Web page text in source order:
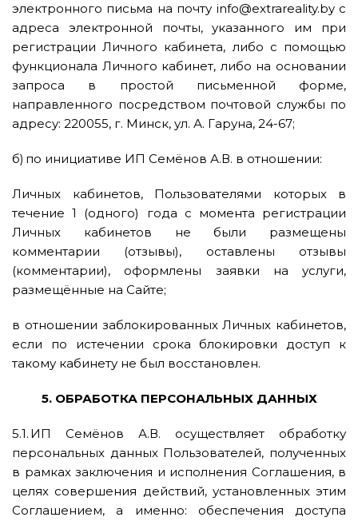
электронного письма на почту info@extrareality.by с
адреса электронной почты, указанного им при
регистрации Личного кабинета, либо с помощью
функционала Личного кабинет, либо на основании
запроса в простой письменной форме,
направленного посредством почтовой службы по
адресу: 220055, г. Минск, ул. А. Гаруна, 24-67;
б) по инициативе ИП Семёнов А.В. в отношении:
Личных кабинетов, Пользователями которых в
течение 1 (одного) года с момента регистрации
Личных кабинетов не были размещены
комментарии (отзывы), оставлены отзывы
(комментарии), оформлены заявки на услуги,
размещённые на Сайте;
в отношении заблокированных Личных кабинетов,
если по истечении срока блокировки доступ к
такому кабинету не был восстановлен.
5. ОБРАБОТКА ПЕРСОНАЛЬНЫХ ДАННЫХ
5.1. ИП Семёнов А.В. осуществляет обработку
персональных данных Пользователей, полученных
в рамках заключения и исполнения Соглашения, в
целях совершения действий, установленных этим
Соглашением, а именно: обеспечения доступа